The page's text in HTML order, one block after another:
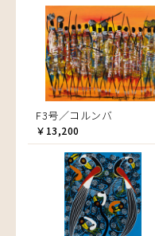
F3号／コルンバ
￥13,200